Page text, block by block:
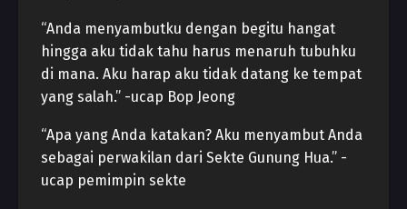
“Anda menyambutku dengan begitu hangat
hingga aku tidak tahu harus menaruh tubuhku
di mana. Aku harap aku tidak datang ke tempat
yang salah.” -ucap Bop Jeong
“Apa yang Anda katakan? Aku menyambut Anda
sebagai perwakilan dari Sekte Gunung Hua.” -
ucap pemimpin sekte